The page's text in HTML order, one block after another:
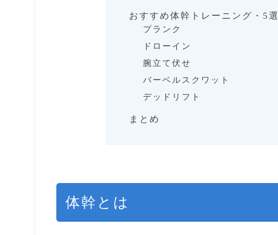
おすすめ体幹トレーニング・5選
プランク
ドローイン
腕立て伏せ
バーベルスクワット
デッドリフト
まとめ
体幹とは